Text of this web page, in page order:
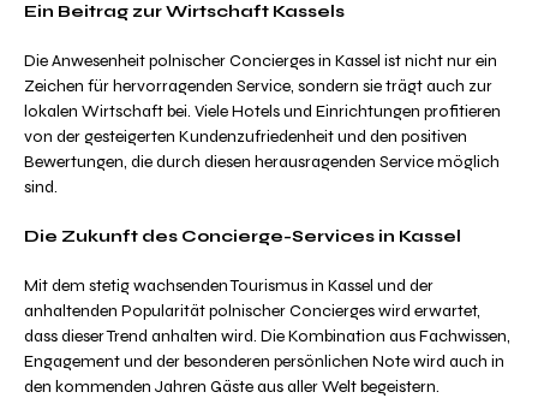
Ein Beitrag zur Wirtschaft Kassels
Die Anwesenheit polnischer Concierges in Kassel ist nicht nur ein
Zeichen für hervorragenden Service, sondern sie trägt auch zur
lokalen Wirtschaft bei. Viele Hotels und Einrichtungen profitieren
von der gesteigerten Kundenzufriedenheit und den positiven
Bewertungen, die durch diesen herausragenden Service möglich
sind.
Die Zukunft des Concierge-Services in Kassel
Mit dem stetig wachsenden Tourismus in Kassel und der
anhaltenden Popularität polnischer Concierges wird erwartet,
dass dieser Trend anhalten wird. Die Kombination aus Fachwissen,
Engagement und der besonderen persönlichen Note wird auch in
den kommenden Jahren Gäste aus aller Welt begeistern.